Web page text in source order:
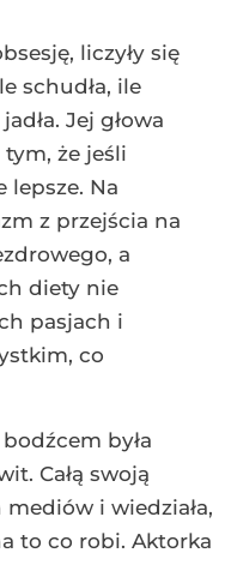
liczyły się
schudła, ile
Jej głowa
że jeśli
lepsze. Na
z przejścia na
a
diety nie
pasjach i
co
była
Całą swoją
i wiedziała,
to co robi. Aktorka